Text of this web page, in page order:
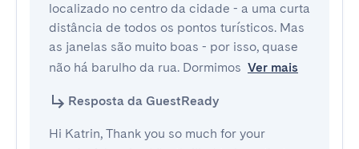
localizado no centro da cidade - a uma curta
distância de todos os pontos turísticos. Mas
as janelas são muito boas - por isso, quase
não há barulho da rua. Dormimos Ver mais
Resposta da GuestReady
Hi Katrin, Thank you so much for your